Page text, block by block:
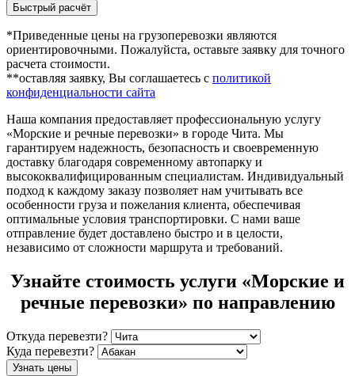
Быстрый расчёт
*Приведенные цены на грузоперевозки являются
ориентировочными. Пожалуйста, оставьте заявку для точного
расчета стоимости.
**оставляя заявку, Вы соглашаетесь с политикой
конфиденциальности сайта
Наша компания предоставляет профессиональную услугу
«Морские и речные перевозки» в городе Чита. Мы
гарантируем надежность, безопасность и своевременную
доставку благодаря современному автопарку и
высококвалифицированным специалистам. Индивидуальный
подход к каждому заказу позволяет нам учитывать все
особенности груза и пожелания клиента, обеспечивая
оптимальные условия транспортировки. С нами ваше
отправление будет доставлено быстро и в целости,
независимо от сложности маршрута и требований.
Узнайте стоимость услуги «Морские и
речные перевозки» по направлению
Откуда перевезти?
Куда перевезти?
Узнать цены